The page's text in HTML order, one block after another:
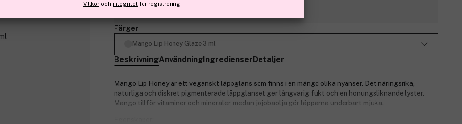
Finns online
Färger
Mango Lip Honey Glaze 3 ml
BeskrivningAnvändningIngredienserDetaljer
Mango Lip Honey är ett veganskt läppglans som finns i en mängd olika nyanser. Det näringsrika,
naturliga och diskret pigmenterade läppglanset ger långvarig fukt och en honungsliknande lyster.
Mango tillför vitaminer och mineraler, medan jojobaolja gör läpparna underbart mjuka.
Villkor och integritet för registrering